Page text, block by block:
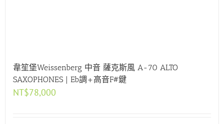
韋笙堡Weissenberg 中音 薩克斯風 A-70 ALTO
SAXOPHONES | Eb調+高音F#鍵
NT$78,000